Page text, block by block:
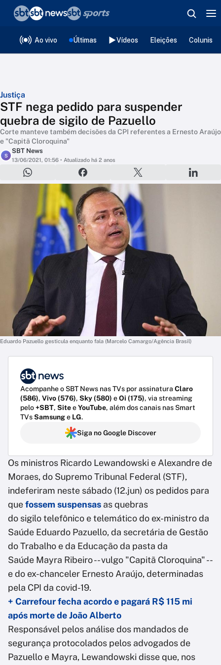
Ao vivo Últimas Vídeos Eleições
Justiça
STF nega pedido para suspender
quebra de sigilo de Pazuello
Corte manteve também decisões da CPI referentes a Ernesto Araújo
e "Capitã Cloroquina"
S
SBT News
13/06/2021, 01:56 • Atualizado há 2 anos
Eduardo Pazuello gesticula enquanto fala (Marcelo Camargo/Agência Brasil)
Acompanhe o SBT News nas TVs por assinatura Claro
(586), Vivo (576), Sky (580) eOi (175), via streaming
pelo+SBT, SiteeYouTube, além dos canais nas Smart
TVsSamsunge LG.
Siga no Google Discover
Os ministros Ricardo Lewandowski e Alexandre de
Moraes, do Supremo Tribunal Federal (STF),
indeferiram neste sábado (12.jun) os pedidos para
quefossem suspensas as quebras
do sigilo telefônico e telemático do ex-ministro da
Saúde Eduardo Pazuello, da secretária de Gestão
do Trabalho e da Educação da pasta da
Saúde Mayra Ribeiro -- vulgo "Capitã Cloroquina" --
e do ex-chanceler Ernesto Araújo, determinadas
pela CPI da covid-19.
+ Carrefour fecha acordo e pagará R$ 115 mi
após morte de João Alberto
Responsável pelos análise dos mandados de
segurança protocolados pelos advogados de
Pazuello e Mayra, Lewandowski disse que, nos
❮voltar
Editorias